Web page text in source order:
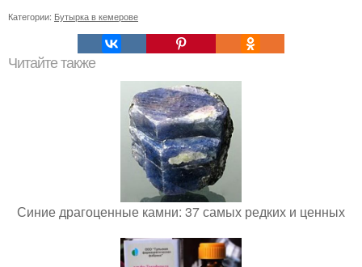
Категории: Бутырка в кемерове
Читайте также
Синие драгоценные камни: 37 самых редких и ценных